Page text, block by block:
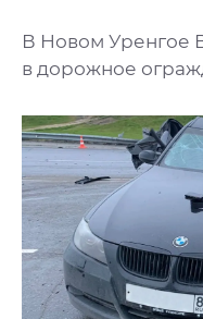
В Новом Уренгое
в дорожное